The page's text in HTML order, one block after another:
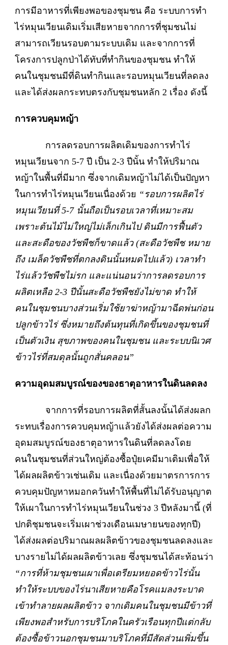
การมีอาหารที่เพียงพอของชุมชน คือ ระบบการทำ
ไร่หมุนเวียนเดิมเริ่มเสียหายจากการที่ชุมชนไม่
สามารถเวียนรอบตามระบบเดิม และจากการที่
โครงการปลูกป่าได้ทับที่ทำกินของชุมชน ทำให้
คนในชุมชนมีที่ดินทำกินและรอบหมุนเวียนที่ลดลง
และได้ส่งผลกระทบตรงกับชุมชนหลัก 2 เรื่อง ดังนี้
การควบคุมหญ้า
การลดรอบการผลิตเดิมของการทำไร่
หมุนเวียนจาก 5-7 ปี เป็น 2-3 ปีนั้น ทำให้ปริมาณ
หญ้าในพื้นที่มีมาก ซึ่งจากเดิมหญ้าไม่ได้เป็นปัญหา
ในการทำไร่หมุนเวียนเนื่องด้วย “รอบการผลิตไร่
หมุนเวียนที่ 5-7 นั้นถือเป็นรอบเวลาที่เหมาะสม
เพราะต้นไม้ไม่ใหญ่ไม่เล็กเกินไป ดินมีการฟื้นตัว
และสะดือของวัชพืชก็ขาดแล้ว (สะดือวัชพืช หมาย
ถึง เมล็ดวัชพืชที่ตกลงดินนั้นหมดไปแล้ว) เวลาทำ
ไร่แล้ววัชพืชไม่รก และแน่นอนว่าการลดรอบการ
ผลิตเหลือ 2-3 ปีนั้นสะดือวัชพืชยังไม่ขาด ทำให้
คนในชุมชนบางส่วนเริ่มใช้ยาฆ่าหญ้ามาฉีดพ่นก่อน
ปลูกข้าวไร่ ซึ่งหมายถึงต้นทุนที่เกิดขึ้นของชุมชนที่
เป็นตัวเงิน สุขภาพของคนในชุมชน และระบบนิเวศ
ข้าวไร่ที่สมดุลนั้นถูกสั่นคลอน”
ความอุดมสมบูรณ์ของของธาตุอาหารในดินลดลง
จากการที่รอบการผลิตที่สั้นลงนั้นได้ส่งผลก
ระทบเรื่องการควบคุมหญ้าแล้วยังได้ส่งผลต่อความ
อุดมสมบูรณ์ของธาตุอาหารในดินที่ลดลงโดย
คนในชุมชนที่ส่วนใหญ่ต้องซื้อปุ๋ยเคมีมาเติมเพื่อให้
ได้ผลผลิตข้าวเช่นเดิม และเนื่องด้วยมาตรการการ
ควบคุมปัญหาหมอกควันทำให้พื้นที่ไม่ได้รับอนุญาต
ให้เผาในการทำไร่หมุนเวียนในช่วง 3 ปีหลังมานี้ (ที่
ปกติชุมชนจะเริ่มเผาช่วงเดือนเมษายนของทุกปี)
ได้ส่งผลต่อปริมาณผลผลิตข้าวของชุมชนลดลงและ
บางรายไม่ได้ผลผลิตข้าวเลย ซึ่งชุมชนได้สะท้อนว่า
“การที่ห้ามชุมชนเผาเพื่อเตรียมหยอดข้าวไร่นั้น
ทำให้ระบบของไร่นาเสียหายคือโรคแมลงระบาด
เข้าทำลายผลผลิตข้าว จากเดิมคนในชุมชนมีข้าวที่
เพียงพอสำหรับการบริโภคในครัวเรือนทุกปีแต่กลับ
ต้องซื้อข้าวนอกชุมชนมาบริโภคที่มีสัดส่วนเพิ่มขึ้น